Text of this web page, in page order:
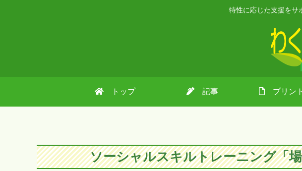
特性に応じた支援をサ
トップ 記事 プリン
ソーシャルスキルトレーニング「